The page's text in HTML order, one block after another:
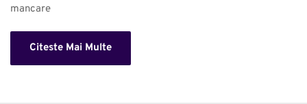
mancare
Citeste Mai Multe